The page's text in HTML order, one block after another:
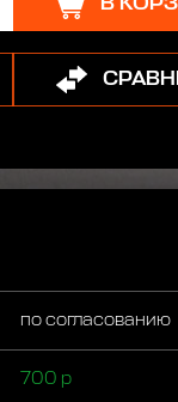
В
по согласованию
700 р